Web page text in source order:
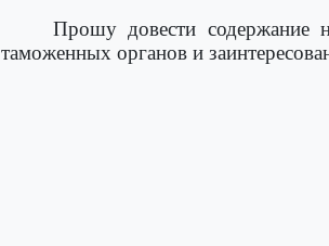
Прошу довести содержание
таможенных органов и